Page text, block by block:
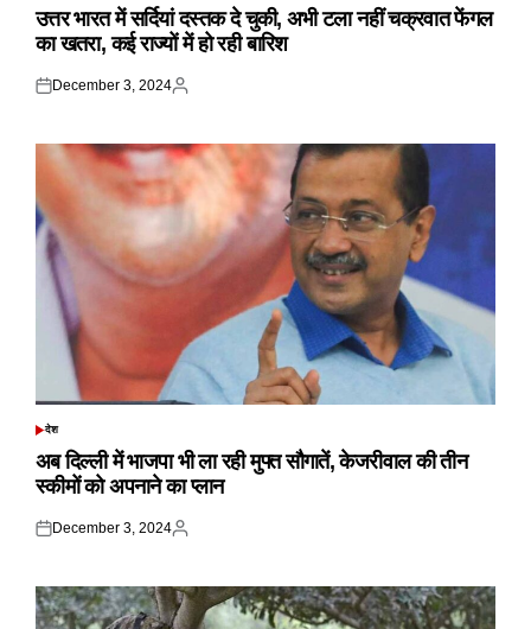
उत्तर भारत में सर्दियां दस्तक दे चुकी, अभी टला नहीं चक्रवात फेंगल
का खतरा, कई राज्यों में हो रही बारिश
Posted
December 3, 2024
Posted
POSTED
देश
अब दिल्ली में भाजपा भी ला रही मुफ्त सौगातें, केजरीवाल की तीन
स्कीमों को अपनाने का प्लान
Posted
December 3, 2024
Posted